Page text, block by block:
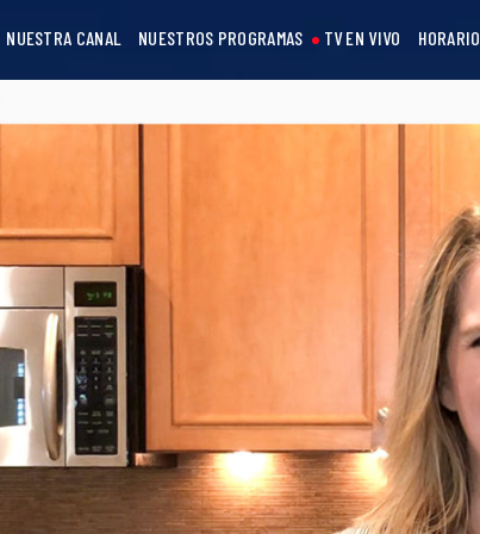
NUESTRA CANAL NUESTROS PROGRAMAS TV EN VIVO HORARIO